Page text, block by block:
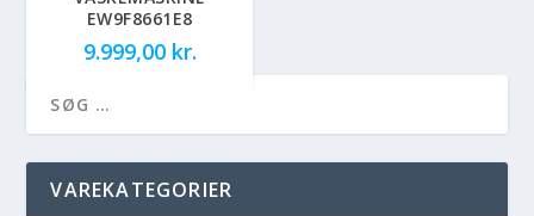
EW9F8661E8
9.999,00 kr.
VAREKATEGORIER